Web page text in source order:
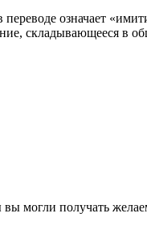
означает
складывающееся в
могли получать